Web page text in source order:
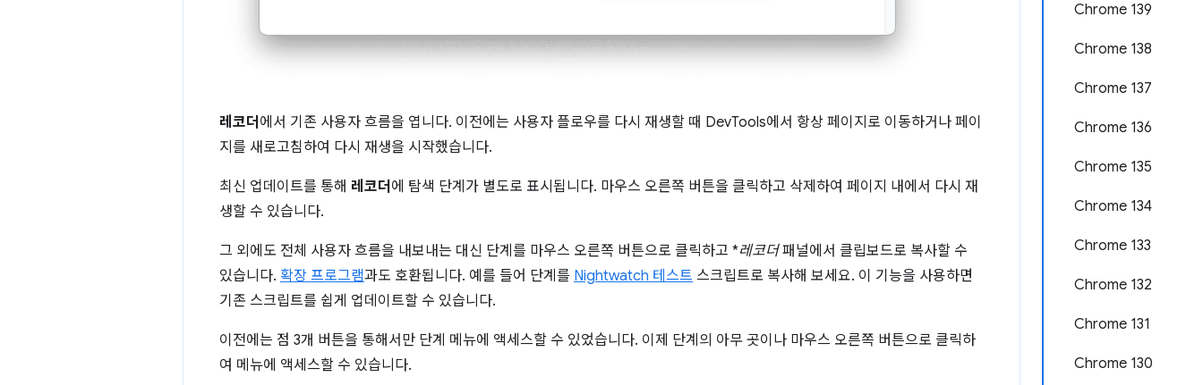
Chrome 139
Chrome 138
Chrome 137
Chrome 136
Chrome 135
Chrome 134
Chrome 133
Chrome 132
Chrome 131
Chrome 130
레코더 에서 기존 사용자 흐름을 엽니다. 이전에는 사용자 플로우를 다시 재생할 때 DevTools에서 항상 페이지로 이동하거나 페이
지를 새로고침하여 다시 재생을 시작했습니다.
최신 업데이트를 통해 레코더 에 탐색 단계가 별도로 표시됩니다. 마우스 오른쪽 버튼을 클릭하고 삭제하여 페이지 내에서 다시 재
생할 수 있습니다.
그 외에도 전체 사용자 흐름을 내보내는 대신 단계를 마우스 오른쪽 버튼으로 클릭하고 *레코더패널에서 클립보드로 복사할 수
있습니다. 확장 프로그램과도 호환됩니다. 예를 들어 단계를 Nightwatch 테스트 스크립트로 복사해 보세요. 이 기능을 사용하면
기존 스크립트를 쉽게 업데이트할 수 있습니다.
이전에는 점 3개 버튼을 통해서만 단계 메뉴에 액세스할 수 있었습니다. 이제 단계의 아무 곳이나 마우스 오른쪽 버튼으로 클릭하
여 메뉴에 액세스할 수 있습니다.